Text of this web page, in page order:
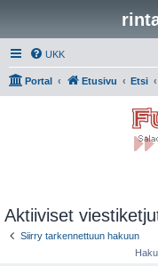
UKK
Portal Etusivu Etsi
Aktiiviset
Siirry tarkennettuun hakuun